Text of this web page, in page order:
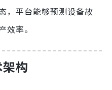
，平台能够预测设备故
效率。
构